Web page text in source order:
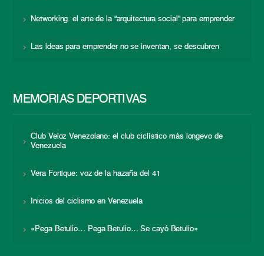
Networking: el arte de la “arquitectura social” para emprender
Las ideas para emprender no se inventan, se descubren
MEMORIAS DEPORTIVAS
Club Veloz Venezolano: el club ciclístico más longevo de
Venezuela
Vera Fortique: voz de la hazaña del 41
Inicios del ciclismo en Venezuela
«Pega Betulio… Pega Betulio… Se cayó Betulio»